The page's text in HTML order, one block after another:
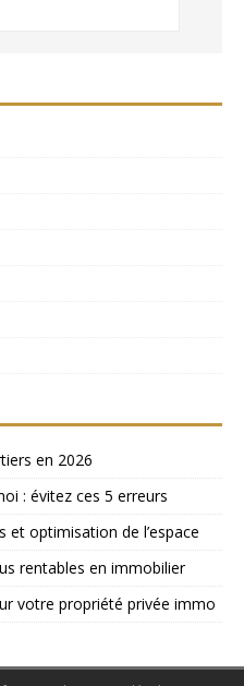
en 2026
: évitez ces 5 erreurs
et optimisation de l’espace
rentables en immobilier
votre propriété privée immo